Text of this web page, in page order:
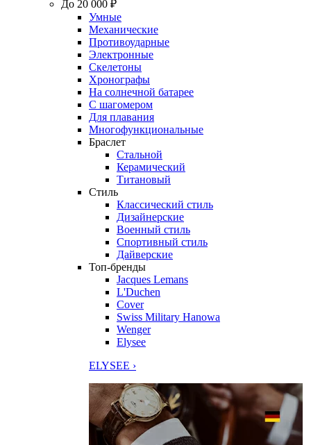
До 20 000 ₽
Умные
Механические
Противоударные
Электронные
Скелетоны
Хронографы
На солнечной батарее
С шагомером
Для плавания
Многофункциональные
Браслет
Стальной
Керамический
Титановый
Стиль
Классический стиль
Дизайнерские
Военный стиль
Спортивный стиль
Дайверские
Топ-бренды
Jacques Lemans
L'Duchen
Cover
Swiss Military Hanowa
Wenger
Elysee
ELYSEE ›